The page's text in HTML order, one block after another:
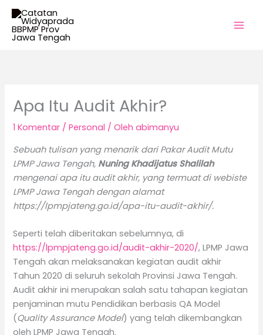
Lewati
konten
Apa Itu Audit Akhir?
1 Komentar /Personal / Olehabimanyu
Sebuah tulisan yang menarik dari Pakar Audit Mutu
LPMP Jawa Tengah, Nuning Khadijatus Shalilah
mengenai apa itu audit akhir, yang termuat di webiste
LPMP Jawa Tengah dengan alamat
https://lpmpjateng.go.id/apa-itu-audit-akhir/.
Seperti telah diberitakan sebelumnya, di
https://lpmpjateng.go.id/audit-akhir-2020/, LPMP Jawa
Tengah akan melaksanakan kegiatan audit akhir
Tahun 2020 di seluruh sekolah Provinsi Jawa Tengah.
Audit akhir ini merupakan salah satu tahapan kegiatan
penjaminan mutu Pendidikan berbasis QA Model
(Quality Assurance Model) yang telah dikembangkan
oleh LPMP Jawa Tengah.